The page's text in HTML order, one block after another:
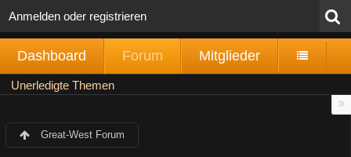
Anmelden oder registrieren
Dashboard Forum Mitglieder
Unerledigte Themen
Great-West Forum